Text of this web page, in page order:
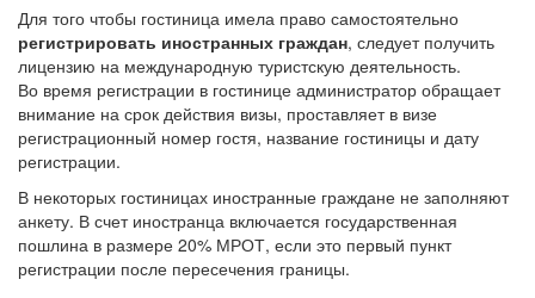
Для того чтобы гостиница имела право самостоятельно
регист­рировать иностранных граждан, следует получить
лицензию на международную туристскую деятельность.
Во время регистрации в гостинице администратор обращает
вни­мание на срок действия визы, проставляет в визе
регистрационный номер гостя, название гостиницы и дату
регистрации.
В некоторых гостиницах иностранные граждане не заполняют
анкету. В счет ино­странца включается государственная
пошлина в размере 20% МРОТ, если это первый пункт
регистрации после пересечения границы.